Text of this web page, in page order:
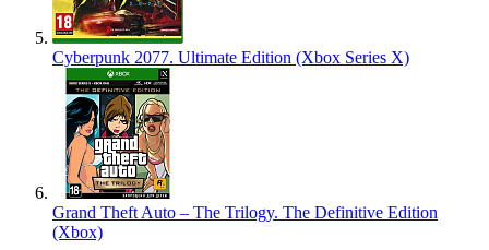
Cyberpunk 2077. Ultimate Edition (Xbox Series X)
Grand Theft Auto – The Trilogy. The Definitive Edition
(Xbox)